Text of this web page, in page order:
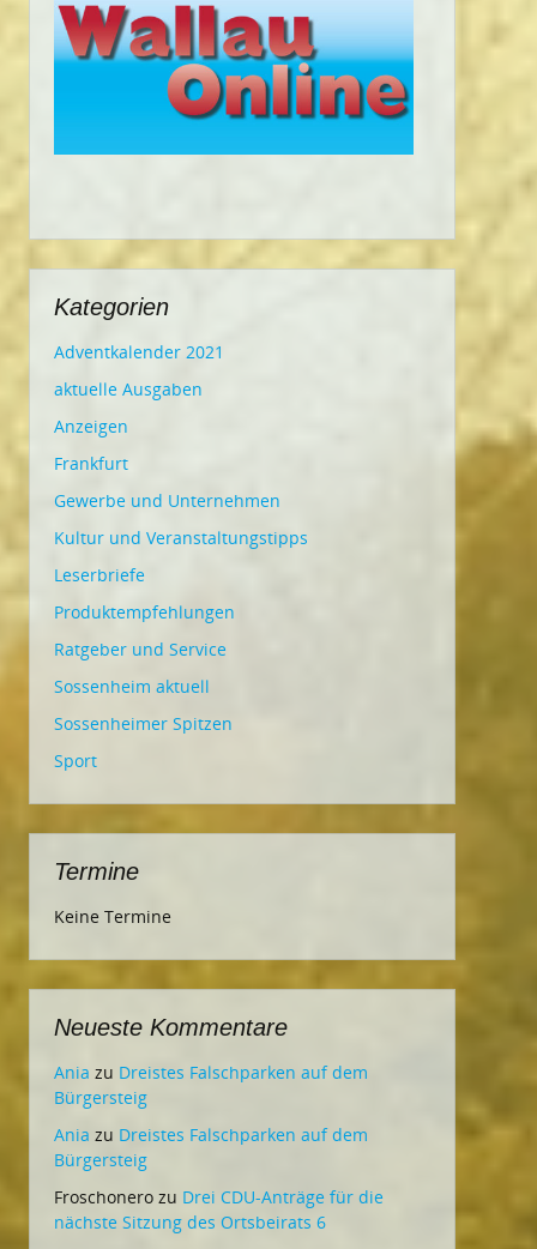
Kategorien
Adventkalender 2021
aktuelle Ausgaben
Anzeigen
Frankfurt
Gewerbe und Unternehmen
Kultur und Veranstaltungstipps
Leserbriefe
Produktempfehlungen
Ratgeber und Service
Sossenheim aktuell
Sossenheimer Spitzen
Sport
Termine
Keine Termine
Neueste Kommentare
Ania zu Dreistes Falschparken auf dem
Bürgersteig
Ania zu Dreistes Falschparken auf dem
Bürgersteig
Froschonero zu Drei CDU-Anträge für die
nächste Sitzung des Ortsbeirats 6